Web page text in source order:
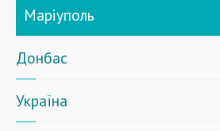
Маріуполь
Донбас
Україна